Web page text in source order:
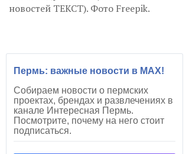
новостей ТЕКСТ). Фото Freepik.
Пермь: важные новости в MAX!
Собираем новости о пермских
проектах, брендах и развлечениях в
канале Интересная Пермь.
Посмотрите, почему на него стоит
подписаться.